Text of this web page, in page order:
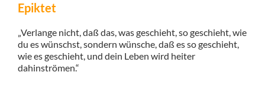
Epiktet
„Verlange nicht, daß das, was geschieht, so geschieht, wie
du es wünschst, sondern wünsche, daß es so geschieht,
wie es geschieht, und dein Leben wird heiter
dahinströmen.“